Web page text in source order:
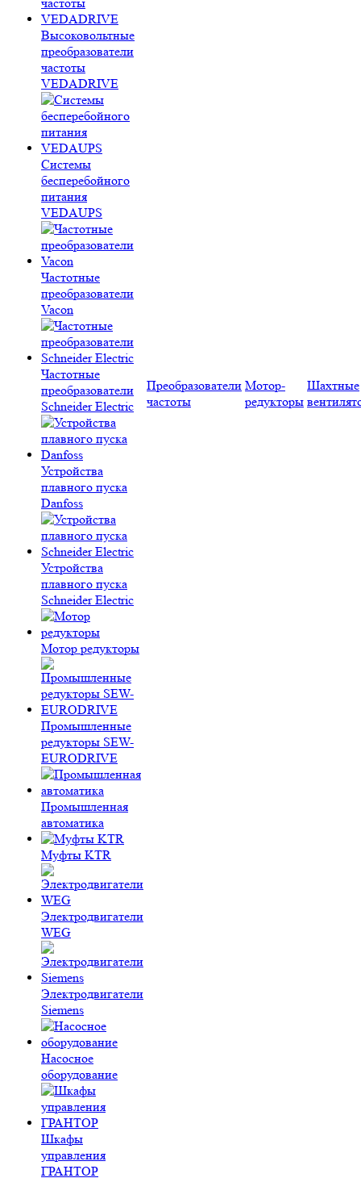
Высоковольтные
преобразователи
частоты
VEDADRIVE
Системы
бесперебойного
питания
VEDAUPS
Частотные
преобразователи
Vacon
Частотные
преобразователи
Schneider Electric
Устройства
плавного пуска
Danfoss
Устройства
плавного пуска
Schneider Electric
Мотор редукторы
Промышленные
редукторы SEW-
EURODRIVE
Промышленная
автоматика
Муфты KTR
Электродвигатели
WEG
Электродвигатели
Siemens
Насосное
оборудование
Шкафы
управления
ГРАНТОР
Преобразователи
частоты
Мотор-
редукторы
Шахтные